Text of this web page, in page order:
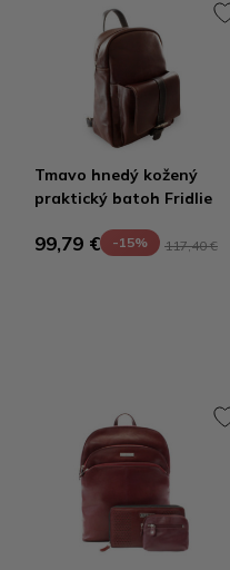
Tmavo hnedý kožený
praktický batoh Fridlie
99,79 € -15% 117,40 €